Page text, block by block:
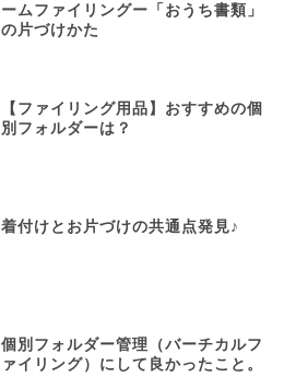
ームファイリングー「おうち書類」
の片づけかた
【ファイリング用品】おすすめの個
別フォルダーは？
着付けとお片づけの共通点発見♪
個別フォルダー管理（バーチカルフ
ァイリング）にして良かったこと。